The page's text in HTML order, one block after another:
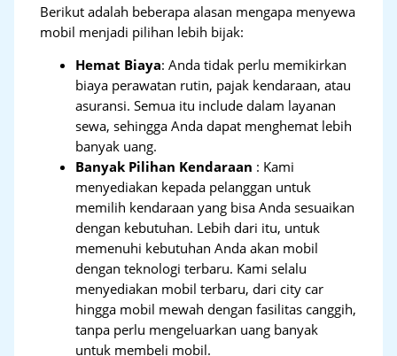
Berikut adalah beberapa alasan mengapa menyewa
mobil menjadi pilihan lebih bijak:
Hemat Biaya: Anda tidak perlu memikirkan
biaya perawatan rutin, pajak kendaraan, atau
asuransi. Semua itu include dalam layanan
sewa, sehingga Anda dapat menghemat lebih
banyak uang.
Banyak Pilihan Kendaraan : Kami
menyediakan kepada pelanggan untuk
memilih kendaraan yang bisa Anda sesuaikan
dengan kebutuhan. Lebih dari itu, untuk
memenuhi kebutuhan Anda akan mobil
dengan teknologi terbaru. Kami selalu
menyediakan mobil terbaru, dari city car
hingga mobil mewah dengan fasilitas canggih,
tanpa perlu mengeluarkan uang banyak
untuk membeli mobil.